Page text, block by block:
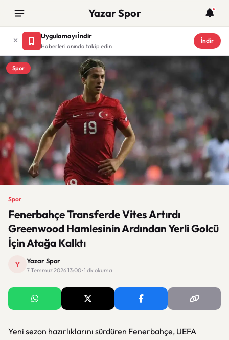
Yazar Spor
Uygulamayı İndir
Haberleri anında takip edin
İndir
Spor
Spor
Fenerbahçe Transferde Vites Artırdı
Greenwood Hamlesinin Ardından Yerli Golcü
İçin Atağa Kalktı
Y Yazar Spor
7 Temmuz 2026 13:00 · 1 dk okuma
Yeni sezon hazırlıklarını sürdüren Fenerbahçe, UEFA